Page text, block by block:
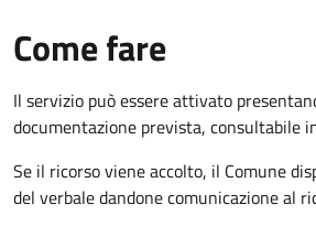
Come fare
Il servizio può essere attivato
documentazione prevista, consultabile
Se il ricorso viene accolto, il Comune
del verbale dandone comunicazione al